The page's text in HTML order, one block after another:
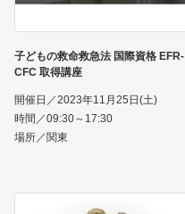
子どもの救命救急法 国際資格 EFR-
CFC 取得講座
開催日／2023年11月25日(土)
時間／09:30～17:30
場所／関東